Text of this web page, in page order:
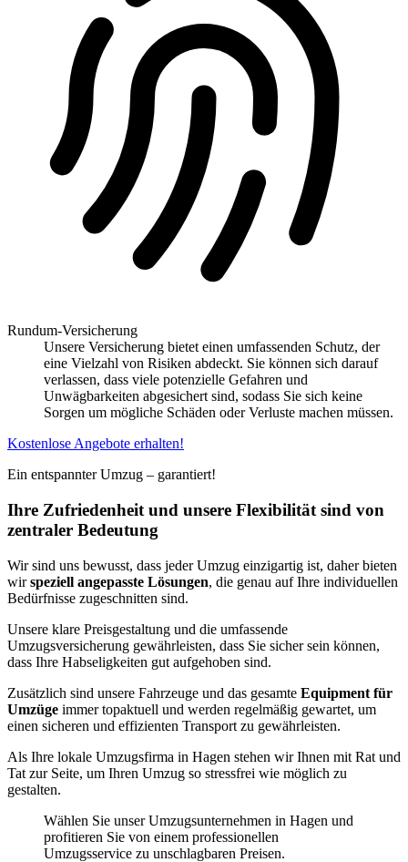
Rundum-Versicherung
Unsere Versicherung bietet einen umfassenden Schutz, der
eine Vielzahl von Risiken abdeckt. Sie können sich darauf
verlassen, dass viele potenzielle Gefahren und
Unwägbarkeiten abgesichert sind, sodass Sie sich keine
Sorgen um mögliche Schäden oder Verluste machen müssen.
Kostenlose Angebote erhalten!
Ein entspannter Umzug – garantiert!
Ihre Zufriedenheit und unsere Flexibilität sind von
zentraler Bedeutung
Wir sind uns bewusst, dass jeder Umzug einzigartig ist, daher bieten
wirspeziell angepasste Lösungen, die genau auf Ihre individuellen
Bedürfnisse zugeschnitten sind.
Unsere klare Preisgestaltung und die umfassende
Umzugsversicherung gewährleisten, dass Sie sicher sein können,
dass Ihre Habseligkeiten gut aufgehoben sind.
Zusätzlich sind unsere Fahrzeuge und das gesamte Equipment für
Umzüge immer topaktuell und werden regelmäßig gewartet, um
einen sicheren und effizienten Transport zu gewährleisten.
Als Ihre lokale Umzugsfirma in Hagen stehen wir Ihnen mit Rat und
Tat zur Seite, um Ihren Umzug so stressfrei wie möglich zu
gestalten.
Wählen Sie unser Umzugsunternehmen in Hagen und
profitieren Sie von einem professionellen
Umzugsservice zu unschlagbaren Preisen.